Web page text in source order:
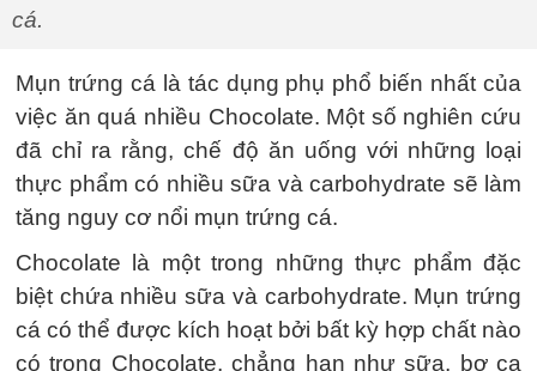
cá.
Mụn trứng cá là tác dụng phụ phổ biến nhất của
việc ăn quá nhiều Chocolate. Một số nghiên cứu
đã chỉ ra rằng, chế độ ăn uống với những loại
thực phẩm có nhiều sữa và carbohydrate sẽ làm
tăng nguy cơ nổi mụn trứng cá.
Chocolate là một trong những thực phẩm đặc
biệt chứa nhiều sữa và carbohydrate. Mụn trứng
cá có thể được kích hoạt bởi bất kỳ hợp chất nào
có trong Chocolate, chẳng hạn như sữa, bơ ca